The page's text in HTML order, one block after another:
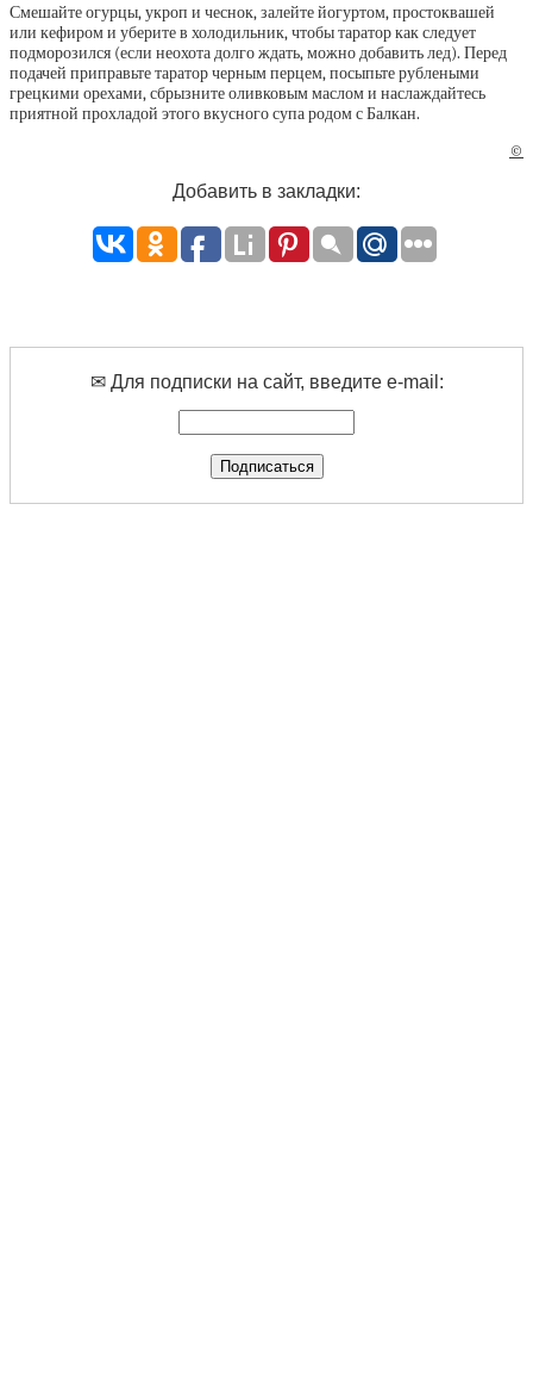
Смешайте огурцы, укроп и чеснок, залейте йогуртом, простоквашей
или кефиром и уберите в холодильник, чтобы таратор как следует
подморозился (если неохота долго ждать, можно добавить лед). Перед
подачей приправьте таратор черным перцем, посыпьте рублеными
грецкими орехами, сбрызните оливковым маслом и наслаждайтесь
приятной прохладой этого вкусного супа родом с Балкан.
©
Добавить в закладки:
✉ Для подписки на сайт, введите e-mail: